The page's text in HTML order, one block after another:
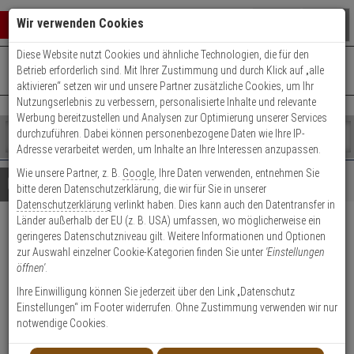
Warenkorb schließen
0 ARTIKEL IM WARENKORB
Ihr Warenkorb ist momentan leer.
Ergebnisse ()
Fertig
Shop
durchsuchen
Bitte
geben
Sie
mindestens
Zeichen
ein,
um
Suche
Es
wurde
noch
Kategorien
Suche
gestartet
+49 (0)821 899 493-0Mo. - Do.: 8:00 - 16:30 | Fr.: 8:00 - 14:00 Uhr
Kontaktservice nutzen
Details Beratung
WLX Pro Verlängerungsset
außen (25 mm)
Produktmerkmale
Datenblatt drucken
Wir verwenden Cookies
Diese Website nutzt Cookies und ähnliche Technologien, die für den
Betrieb erforderlich sind. Mit Ihrer Zustimmung und durch Klick auf „alle
aktivieren“ setzen wir und unsere Partner zusätzliche Cookies, um Ihr
Nutzungserlebnis zu verbessern, personalisierte Inhalte und relevante
Werbung bereitzustellen und Analysen zur Optimierung unserer Services
durchzuführen. Dabei können personenbezogene Daten wie Ihre IP-
Adresse verarbeitet werden, um Inhalte an Ihre Interessen anzupassen.
Wie unsere Partner, z. B. Google , Ihre Daten verwenden, entnehmen Sie
bitte deren Datenschutzerklärung, die wir für Sie in unserer
Datenschutzerklärung verlinkt haben. Dies kann auch den Datentransfer in
Länder außerhalb der EU (z. B. USA) umfassen, wo möglicherweise ein
geringeres Datenschutzniveau gilt. Weitere Informationen und Optionen
zur Auswahl einzelner Cookie-Kategorien finden Sie unter 'Einstellungen
öffnen'.
Ihre Einwilligung können Sie jederzeit über den Link „Datenschutz
Einstellungen“ im Footer widerrufen. Ohne Zustimmung verwenden wir nur
notwendige Cookies.